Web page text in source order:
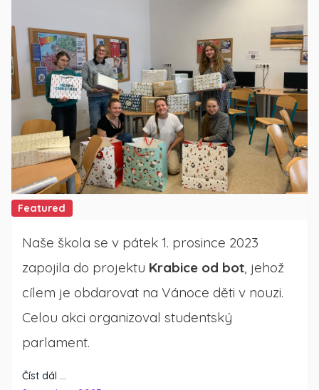
Featured
Naše škola se v pátek 1. prosince 2023
zapojila do projektu Krabice od bot, jehož
cílem je obdarovat na Vánoce děti v nouzi.
Celou akci organizoval studentský
parlament.
Číst dál …